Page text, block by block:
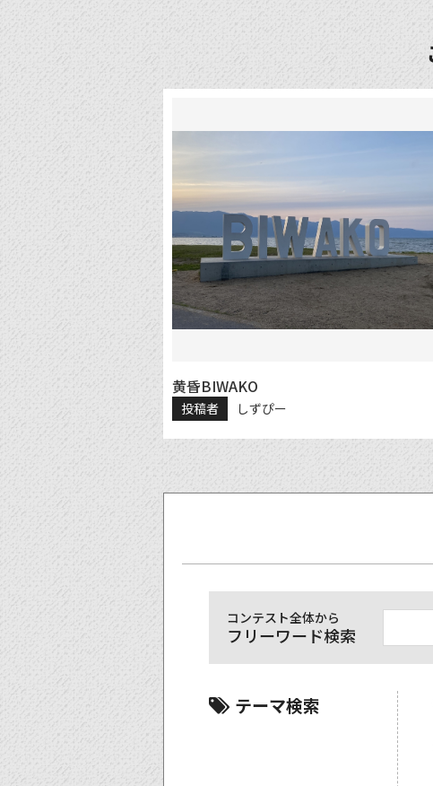
黄昏BIWAKO
投稿者 しずぴー
コンテスト全体から
フリーワード検索
テーマ検索